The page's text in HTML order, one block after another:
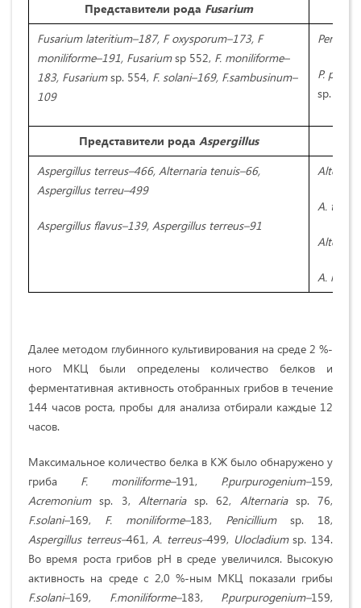
Представители рода Fusarium
Fusarium lateritium–187, F oxysporum–173, F
moniliforme–191, Fusariumsp 552, F. moniliforme–
183, Fusariumsp. 554, F. solani–169, F.sambusinum–
109
P.
sp. 374,
Представители рода Aspergillus
Aspergillus terreus–466, Alternaria tenuis–66,
Aspergillus terreu–499
Aspergillus flavus–139, Aspergillus terreus–91
A.
A.
Далее методом глубинного культивирования на среде 2 %-
ного МКЦ были определены количество белков и
ферментативная активность отобранных грибов в течение
144 часов роста, пробы для анализа отбирали каждые 12
часов.
Максимальное количество белка в КЖ было обнаружено у
гриба F. moniliforme–191, P.purpurogenium–159,
Acremoniumsp. 3, Alternariasp. 62, Alternaria sр. 76,
F.solani–169, F. moniliforme–183, Penicilliumsp. 18,
Aspergillus terreus–461,A. terreus–499, Ulocladiumsp. 134.
Во время роста грибов рН в среде увеличился. Высокую
активность на среде с 2,0 %-ным МКЦ показали грибы
F.solani–169, F.moniliforme–183, P.purpurogenium–159,